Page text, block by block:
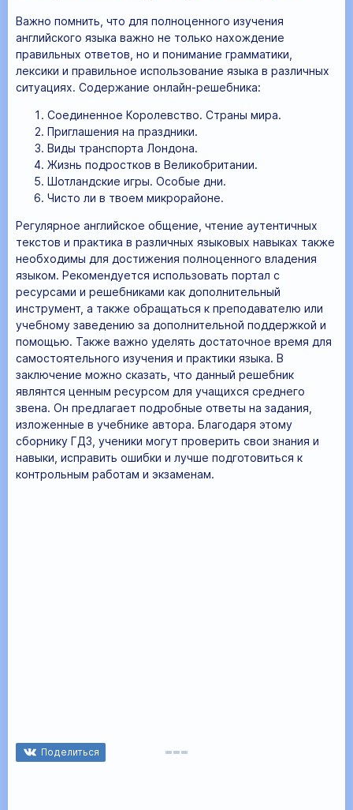
Важно помнить, что для полноценного изучения
английского языка важно не только нахождение
правильных ответов, но и понимание грамматики,
лексики и правильное использование языка в различных
ситуациях. Содержание онлайн-решебника:
Соединенное Королевство. Страны мира.
Приглашения на праздники.
Виды транспорта Лондона.
Жизнь подростков в Великобритании.
Шотландские игры. Особые дни.
Чисто ли в твоем микрорайоне.
Регулярное английское общение, чтение аутентичных
текстов и практика в различных языковых навыках также
необходимы для достижения полноценного владения
языком. Рекомендуется использовать портал с
ресурсами и решебниками как дополнительный
инструмент, а также обращаться к преподавателю или
учебному заведению за дополнительной поддержкой и
помощью. Также важно уделять достаточное время для
самостоятельного изучения и практики языка. В
заключение можно сказать, что данный решебник
являнтся ценным ресурсом для учащихся среднего
звена. Он предлагает подробные ответы на задания,
изложенные в учебнике автора. Благодаря этому
сборнику ГДЗ, ученики могут проверить свои знания и
навыки, исправить ошибки и лучше подготовиться к
контрольным работам и экзаменам.
Поделиться